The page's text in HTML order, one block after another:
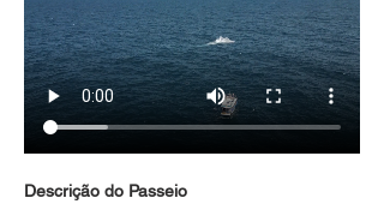
Descrição do Passeio